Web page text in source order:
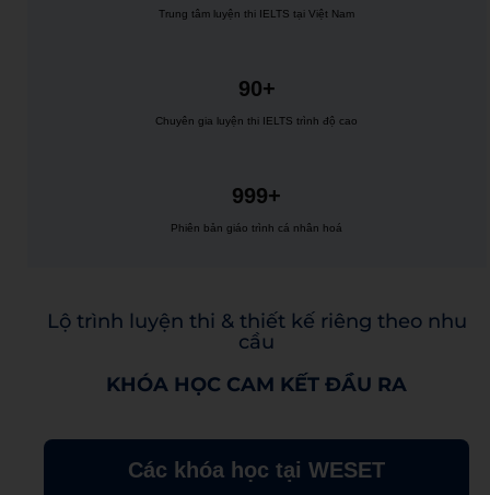
Trung tâm luyện thi IELTS tại Việt Nam
90+
Chuyên gia luyện thi IELTS trình độ cao
999+
Phiên bản giáo trình cá nhân hoá
Lộ trình luyện thi & thiết kế riêng theo nhu
cầu
KHÓA HỌC CAM KẾT ĐẦU RA
Các khóa học tại WESET